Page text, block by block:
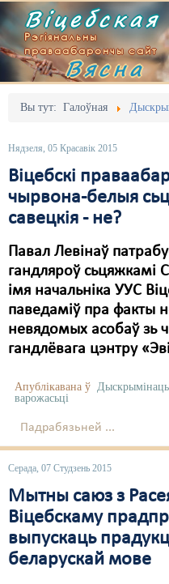
Віцебская
Рэгіянальны
праваабарончы сайт
Вясна
Вы тут: Галоўная
Нядзеля, 05 Красавік 2015
Віцебскі
чырвона-белыя
савецкія - не?
Павал Левінаў
гандляроў сьцяжкамі
імя начальніка УУС
паведаміў пра факты
невядомых асобаў зь
гандлёвага цэнтру
Апублікавана ў
варожасьці
Падрабязьней ...
Серада, 07 Студзень 2015
Мытны саюз з
Віцебскаму
выпускаць
беларускай мове
Галоўная
Адміністрацыйны перасьлед
Безбар'ернае асяродзьдзе
Выбары
Дзяржава
Затрыманьні
КПЧ ААН
Культурныя правы
Мігранты
Мірныя сходы
Палітвязьні
Выданьні
Кантакт
Пра нас